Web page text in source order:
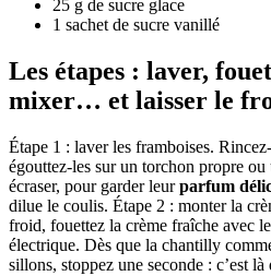
25 g de sucre glace
1 sachet de sucre vanillé
Les étapes : laver,
mixer… et laisser le
Étape 1 : laver les framboises.
égouttez-les sur un torchon propre ou
écraser, pour garder leurparfum
dilue le coulis. Étape 2 : monter la
froid, fouettez la crème fraîche avec
électrique. Dès que la chantilly
sillons, stoppez une seconde : c’est là